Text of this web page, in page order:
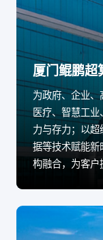
厦门鲲鹏超
为政府、企业
医疗、智慧工业
力与存力；以
据等技术赋能新
构融合，为客户